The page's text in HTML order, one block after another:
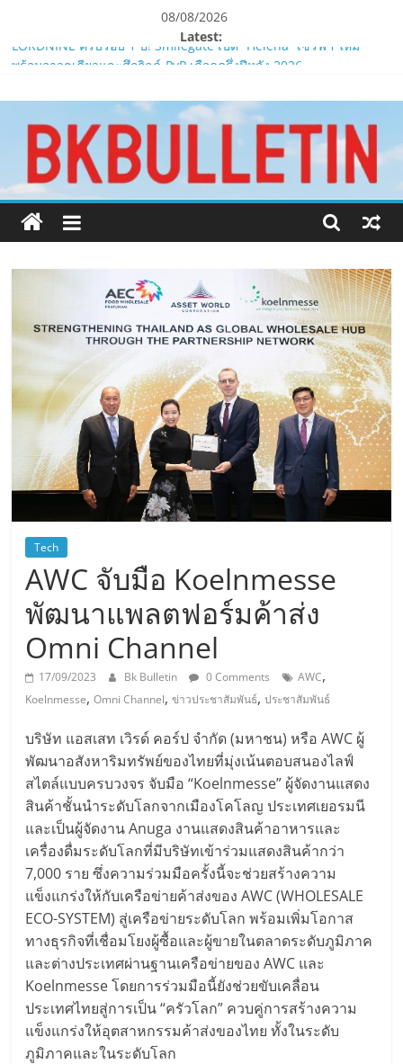
content
08/08/2026
Latest:
LORDNINE ครบรอบ 1 ปี! Smilegate เปิด “Helena” เซิร์ฟฯ ใหม่
บูสต์ EXP กระฉูด 50% พร้อมแจกซัมมอนสูงสุด 1,111 ครั้ง!
LORDNINE จัดศึกคนดังสายเกม ไทย ปะทะ ฟิลิปปินส์ใน “Rise of the
Tenth Lord”
PIPPER STANDARD® เปิดตัวแชมพูอาบน้ำ และ โฟมอาบแห้งสัตว์
เลี้ยง
ห้ามพลาด! Smilegate เปิดตัว ‘เฮเลนา’ เซิร์ฟเวอร์ใหม่ของ
LORDNINE 29 ก.ค. นี้
เสนอ
ข่าว
ครบ
ทุก
Tech
AWC จับมือ Koelnmesse
พัฒนาแพลตฟอร์มค้าส่ง
Omni Channel
17/09/2023 Bk Bulletin 0 Comments AWC,
Koelnmesse,Omni Channel,ข่าวประชาสัมพันธ์,ประชาสัมพันธ์
บริษัท แอสเสท เวิรด์ คอร์ป จำกัด (มหาชน) หรือ AWC ผู้
พัฒนาอสังหาริมทรัพย์ของไทยที่มุ่งเน้นตอบสนองไลฟ์
สไตล์แบบครบวงจร จับมือ “Koelnmesse” ผู้จัดงานแสดง
สินค้าชั้นนำระดับโลกจากเมืองโคโลญ ประเทศเยอรมนี
และเป็นผู้จัดงาน Anuga งานแสดงสินค้าอาหารและ
เครื่องดื่มระดับโลกที่มีบริษัทเข้าร่วมแสดงสินค้ากว่า
7,000 ราย ซึ่งความร่วมมือครั้งนี้จะช่วยสร้างความ
แข็งแกร่งให้กับเครือข่ายค้าส่งของ AWC (WHOLESALE
ECO-SYSTEM) สู่เครือข่ายระดับโลก พร้อมเพิ่มโอกาส
ทางธุรกิจที่เชื่อมโยงผู้ซื้อและผู้ขายในตลาดระดับภูมิภาค
และต่างประเทศผ่านฐานเครือข่ายของ AWC และ
Koelnmesse โดยการร่วมมือนี้ยังช่วยขับเคลื่อน
ประเทศไทยสู่การเป็น “ครัวโลก” ควบคู่การสร้างความ
แข็งแกร่งให้อุตสาหกรรมค้าส่งของไทย ทั้งในระดับ
ภูมิภาคและในระดับโลก